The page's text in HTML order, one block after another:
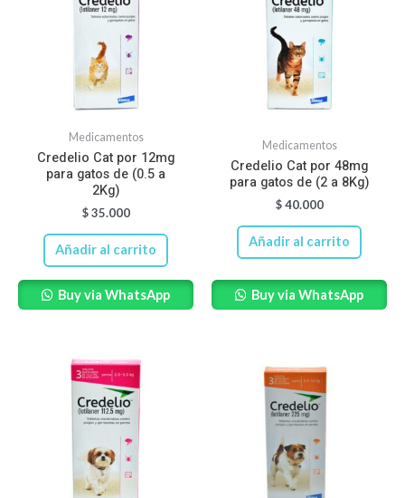
Medicamentos
Credelio Cat por 12mg
para gatos de (0.5 a
2Kg)
$35.000
Añadir al carrito
Buy via WhatsApp
Medicamentos
Credelio Cat por 48mg
para gatos de (2 a 8Kg)
$40.000
Añadir al carrito
Buy via WhatsApp